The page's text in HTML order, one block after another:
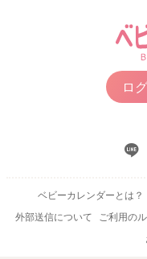
ロ
ベビーカレンダーとは？
外部送信について
ご利用の